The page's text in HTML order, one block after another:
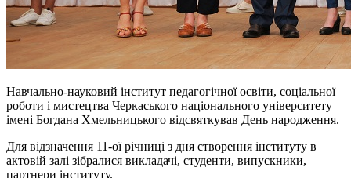
Навчально-науковий інститут педагогічної освіти, соціальної
роботи і мистецтва Черкаського національного університету
імені Богдана Хмельницького відсвяткував День народження.
Для відзначення 11-ої річниці з дня створення інституту в
актовій залі зібралися викладачі, студенти, випускники,
партнери інституту.